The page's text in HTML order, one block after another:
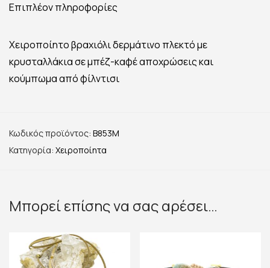
Επιπλέον πληροφορίες
Χειροποίητο βραχιόλι δερμάτινο πλεκτό με
κρυσταλλάκια σε μπέζ-καφέ αποχρώσεις και
κούμπωμα από φίλντισι
Κωδικός προϊόντος: B853M
Κατηγορία: Χειροποίητα
Μπορεί επίσης να σας αρέσει…